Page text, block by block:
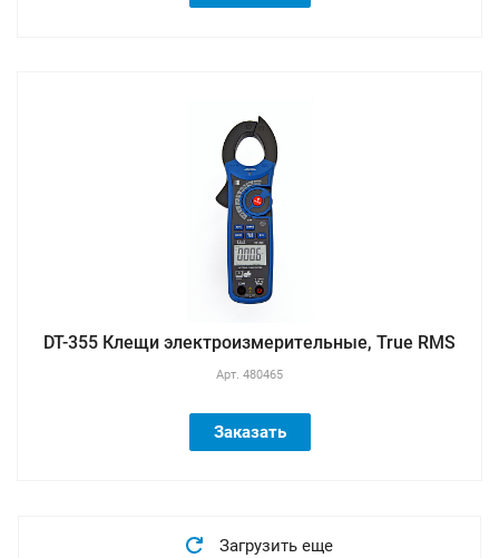
DT-355 Клещи электроизмерительные, True RMS
Арт. 480465
Заказать
Загрузить еще